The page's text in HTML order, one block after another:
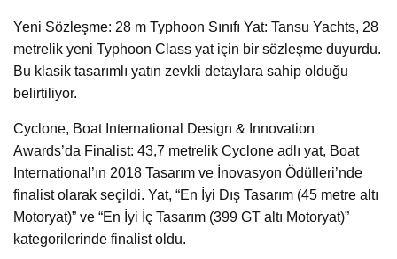
Yeni Sözleşme: 28 m Typhoon Sınıfı Yat: Tansu Yachts, 28
metrelik yeni Typhoon Class yat için bir sözleşme duyurdu.
Bu klasik tasarımlı yatın zevkli detaylara sahip olduğu
belirtiliyor.
Cyclone, Boat International Design & Innovation
Awards’da Finalist: 43,7 metrelik Cyclone adlı yat, Boat
International’ın 2018 Tasarım ve İnovasyon Ödülleri’nde
finalist olarak seçildi. Yat, “En İyi Dış Tasarım (45 metre altı
Motoryat)” ve “En İyi İç Tasarım (399 GT altı Motoryat)”
kategorilerinde finalist oldu.